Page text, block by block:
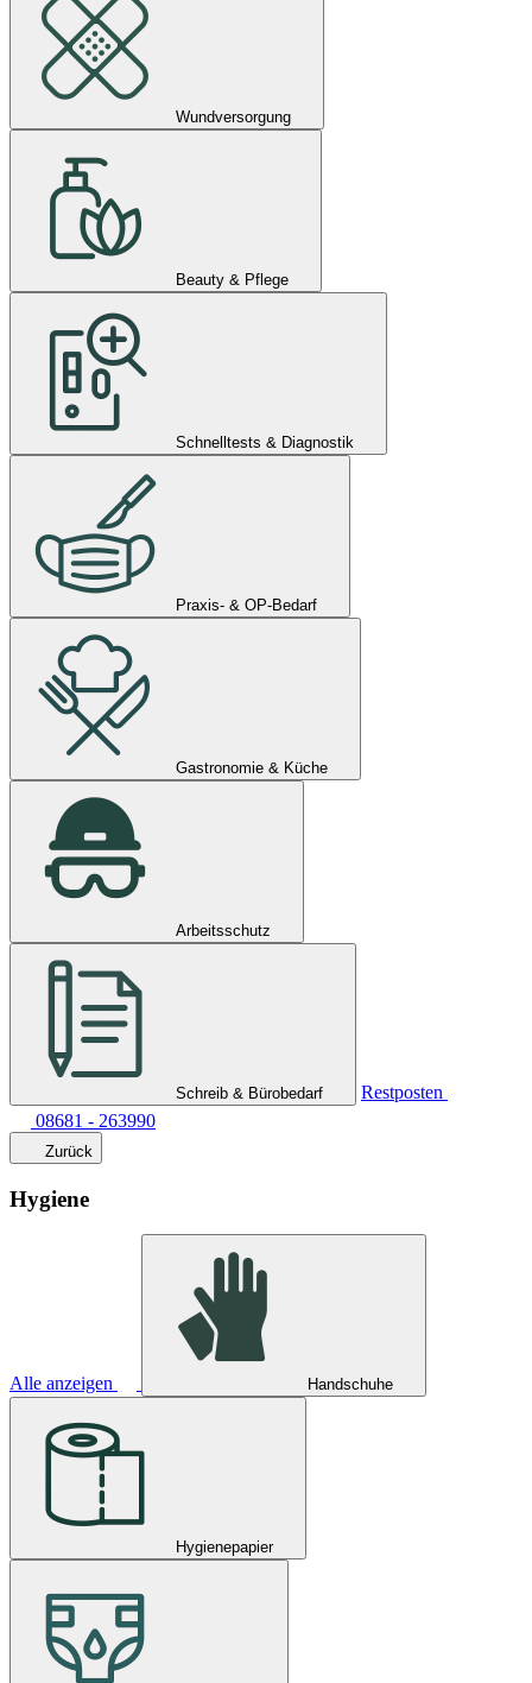
Wundversorgung
Beauty & Pflege
Schnelltests & Diagnostik
Praxis- & OP-Bedarf
Gastronomie & Küche
Arbeitsschutz
Schreib & Bürobedarf
Restposten
08681 - 263990
Zurück
Hygiene
Alle anzeigen Handschuhe
Hygienepapier